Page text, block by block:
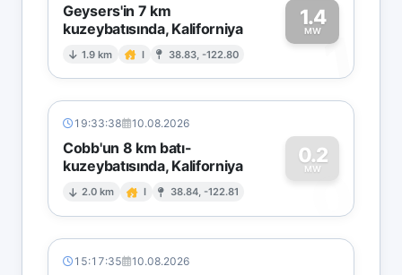
Geysers'in 7 km
kuzeybatısında, Kaliforniya
1.9 km I 38.83, -122.80
1.4
MW1
19:33:38 10.08.2026
Cobb'un 8 km batı-
kuzeybatısında, Kaliforniya
2.0 km I 38.84, -122.81
0.2
MW
0
15:17:35 10.08.2026